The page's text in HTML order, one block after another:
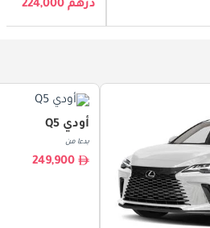
درهم 224,000
أودي Q5
بدءا من
249,900